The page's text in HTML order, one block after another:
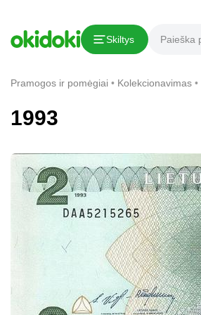
Skiltys
Pramogos ir pomėgiai Kolekcionavimas
1993
Kopijuoti nuorodą